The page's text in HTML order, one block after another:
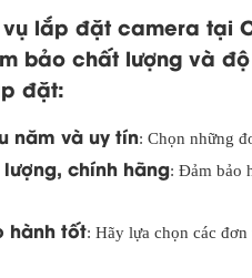
lắp đặt camera tại
bảo chất lượng và
đặt:
năm và uy tín: Chọn những
chính hãng: Đảm bảo
hành tốt: Hãy lựa chọn các